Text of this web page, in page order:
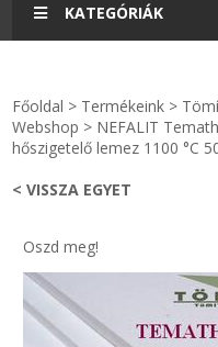
KATEGÓRIÁK
KULCSTARTÓ - KULCSKARIKA
GÉPÉSZET-PÉBÉ-gáz - KÉSZLETEK
IPARI KARIMA TÖMÍTÉS
Főoldal > Termékeink >
Webshop > NEFALIT
hőszigetelő lemez 1100 °C
< VISSZA EGYET
Oszd meg!